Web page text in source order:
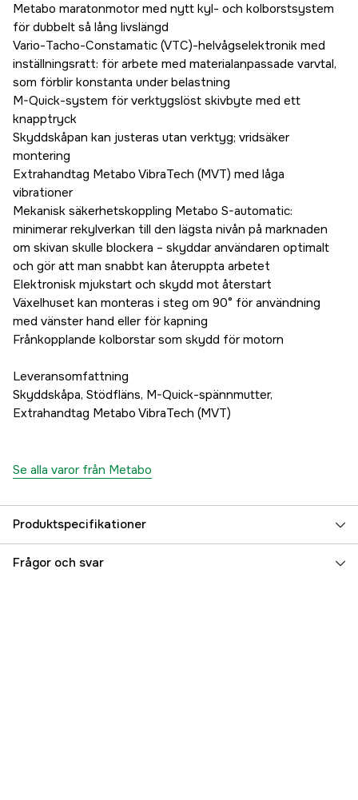
Metabo maratonmotor med nytt kyl- och kolborstsystem
för dubbelt så lång livslängd
Vario-Tacho-Constamatic (VTC)-helvågselektronik med
inställningsratt: för arbete med materialanpassade varvtal,
som förblir konstanta under belastning
M-Quick-system för verktygslöst skivbyte med ett
knapptryck
Skyddskåpan kan justeras utan verktyg; vridsäker
montering
Extrahandtag Metabo VibraTech (MVT) med låga
vibrationer
Mekanisk säkerhetskoppling Metabo S-automatic:
minimerar rekylverkan till den lägsta nivån på marknaden
om skivan skulle blockera – skyddar användaren optimalt
och gör att man snabbt kan återuppta arbetet
Elektronisk mjukstart och skydd mot återstart
Växelhuset kan monteras i steg om 90° för användning
med vänster hand eller för kapning
Frånkopplande kolborstar som skydd för motorn
Leveransomfattning
Skyddskåpa, Stödfläns, M-Quick-spännmutter,
Extrahandtag Metabo VibraTech (MVT)
Se alla varor från Metabo
Produktspecifikationer
Drifttyp Nätdriven
Frågor och svar